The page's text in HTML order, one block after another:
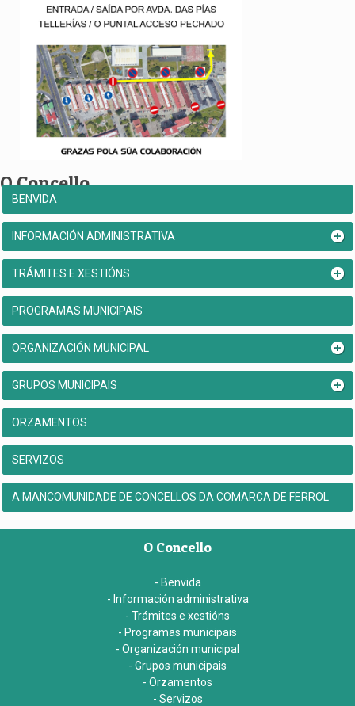
O Concello
BENVIDA
INFORMACIÓN ADMINISTRATIVA
TRÁMITES E XESTIÓNS
PROGRAMAS MUNICIPAIS
ORGANIZACIÓN MUNICIPAL
GRUPOS MUNICIPAIS
ORZAMENTOS
SERVIZOS
A MANCOMUNIDADE DE CONCELLOS DA COMARCA DE FERROL
O Concello
- Benvida
- Información administrativa
- Trámites e xestións
- Programas municipais
- Organización municipal
- Grupos municipais
- Orzamentos
- Servizos